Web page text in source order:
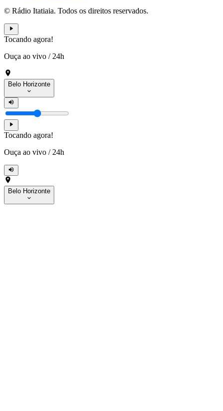
© Rádio Itatiaia. Todos os direitos reservados.
Tocando agora!
Ouça ao vivo / 24h
Belo Horizonte
Tocando agora!
Ouça ao vivo / 24h
Belo Horizonte